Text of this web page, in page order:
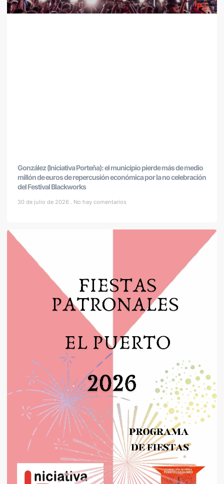
González (Iniciativa Porteña): el municipio pierde más de medio
millón de euros de repercusión económica por la no celebración
del Festival Blackworks
30 de julio de 2026 No hay comentarios